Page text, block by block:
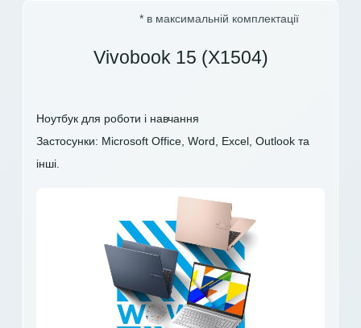
* в максимальній комплектації
Vivobook 15 (X1504)
Ноутбук для роботи і навчання
Застосунки: Microsoft Office, Word, Excel, Outlook та
інші.